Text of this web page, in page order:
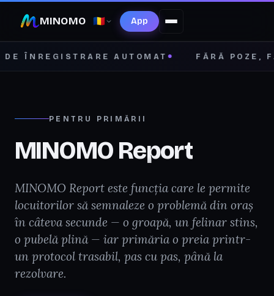
MINOMO 🇷🇴 App
ÎNREGISTRARE AUTOMAT ● FĂRĂ POZE,
PENTRU PRIMĂRII
MINOMO Report
MINOMO Report este funcția care le permite
locuitorilor să semnaleze o problemă din oraș
în câteva secunde — o groapă, un felinar stins,
o pubelă plină — iar primăria o preia printr-
un protocol trasabil, pas cu pas, până la
rezolvare.